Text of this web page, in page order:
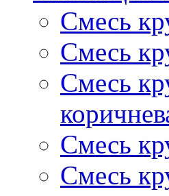
Смесь
Смесь
Смесь
Смесь
Смесь